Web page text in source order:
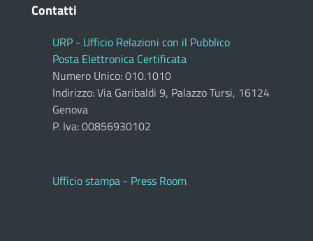
Contatti
URP - Ufficio Relazioni con il Pubblico
Posta Elettronica Certificata
Numero Unico: 010.1010
Indirizzo: Via Garibaldi 9, Palazzo Tursi, 16124
Genova
P. Iva: 00856930102
Ufficio stampa - Press Room